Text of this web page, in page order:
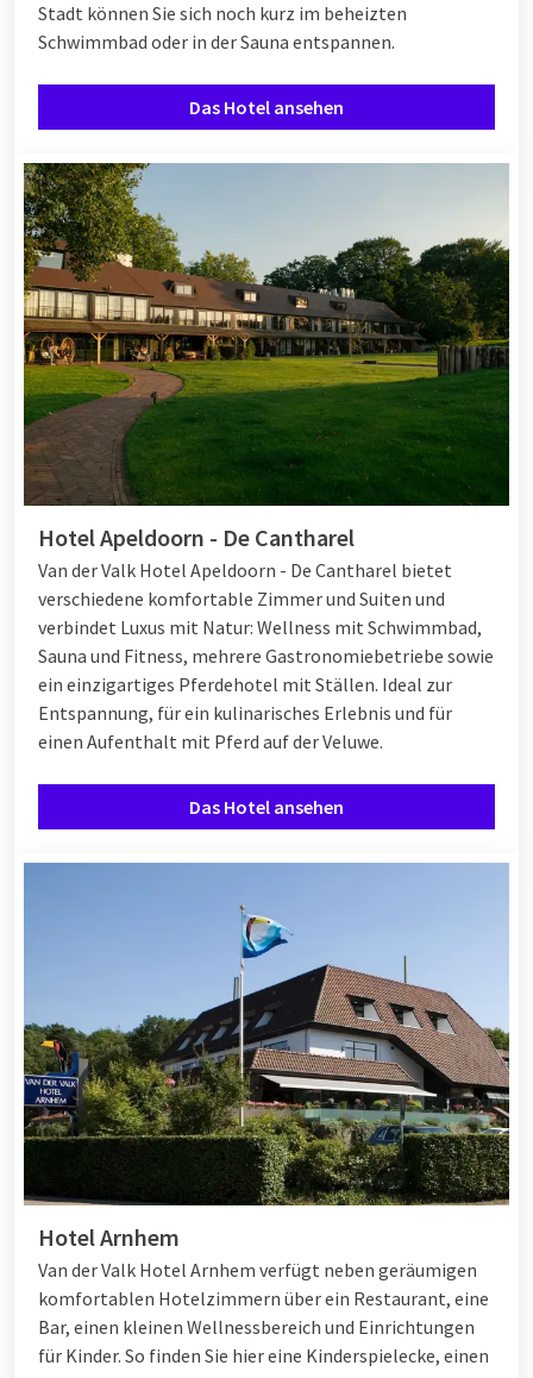
Stadt können Sie sich noch kurz im beheizten
Schwimmbad oder in der Sauna entspannen.
Das Hotel ansehen
Hotel Apeldoorn - De Cantharel
Van der Valk Hotel Apeldoorn - De Cantharel bietet
verschiedene komfortable Zimmer und Suiten und
verbindet Luxus mit Natur: Wellness mit Schwimmbad,
Sauna und Fitness, mehrere Gastronomiebetriebe sowie
ein einzigartiges Pferdehotel mit Ställen. Ideal zur
Entspannung, für ein kulinarisches Erlebnis und für
einen Aufenthalt mit Pferd auf der Veluwe.
Das Hotel ansehen
Hotel Arnhem
Van der Valk Hotel Arnhem verfügt neben geräumigen
komfortablen Hotelzimmern über ein Restaurant, eine
Bar, einen kleinen Wellnessbereich und Einrichtungen
für Kinder. So finden Sie hier eine Kinderspielecke, einen